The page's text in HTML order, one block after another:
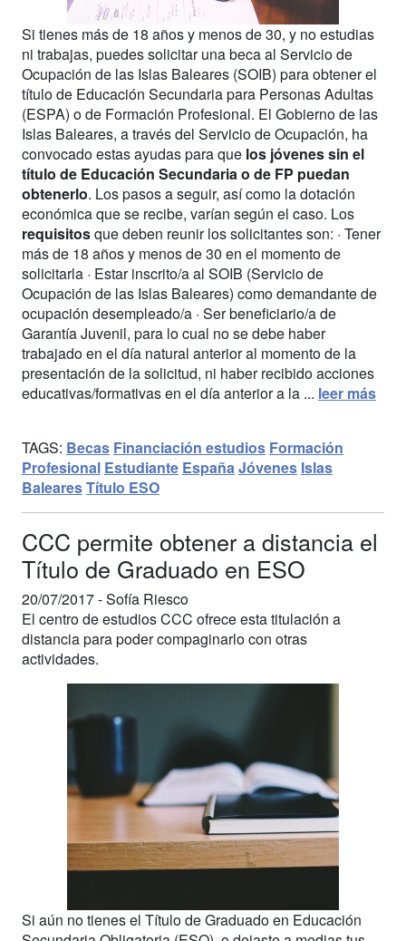
Si tienes más de 18 años y menos de 30, y no estudias
ni trabajas, puedes solicitar una beca al Servicio de
Ocupación de las Islas Baleares (SOIB) para obtener el
título de Educación Secundaria para Personas Adultas
(ESPA) o de Formación Profesional. El Gobierno de las
Islas Baleares, a través del Servicio de Ocupación, ha
convocado estas ayudas para que los jóvenes sin el
título de Educación Secundaria o de FP puedan
obtenerlo. Los pasos a seguir, así como la dotación
económica que se recibe, varían según el caso. Los
requisitosque deben reunir los solicitantes son: · Tener
más de 18 años y menos de 30 en el momento de
solicitarla · Estar inscrito/a al SOIB (Servicio de
Ocupación de las Islas Baleares) como demandante de
ocupación desempleado/a · Ser beneficiario/a de
Garantía Juvenil, para lo cual no se debe haber
trabajado en el día natural anterior al momento de la
presentación de la solicitud, ni haber recibido acciones
educativas/formativas en el día anterior a la ... leer más
TAGS: Becas Financiación estudios Formación
Profesional Estudiante EspañaJóvenes Islas
BalearesTítulo ESO
CCC permite obtener a distancia el
Título de Graduado en ESO
20/07/2017 -Sofía Riesco
El centro de estudios CCC ofrece esta titulación a
distancia para poder compaginarlo con otras
actividades.
Si aún no tienes el Título de Graduado en Educación